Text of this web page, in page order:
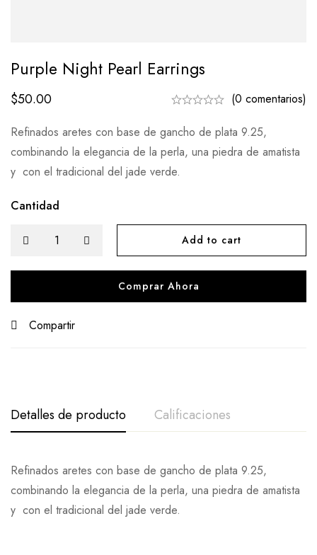
Purple Night Pearl Earrings
$50.00 (0 comentarios)
Refinados aretes con base de gancho de plata 9.25,
combinando la elegancia de la perla, una piedra de amatista
y con el tradicional del jade verde.
Cantidad
Add to cart
Comprar Ahora
Compartir
Detalles de producto Calificaciones
Refinados aretes con base de gancho de plata 9.25,
combinando la elegancia de la perla, una piedra de amatista
y con el tradicional del jade verde.
De La Calificación Y Revisión De
Base en 0 Comentarios